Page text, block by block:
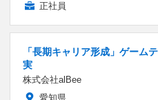
正社員
「長期キャリア形成」ゲーム
実
株式会社alBee
愛知県